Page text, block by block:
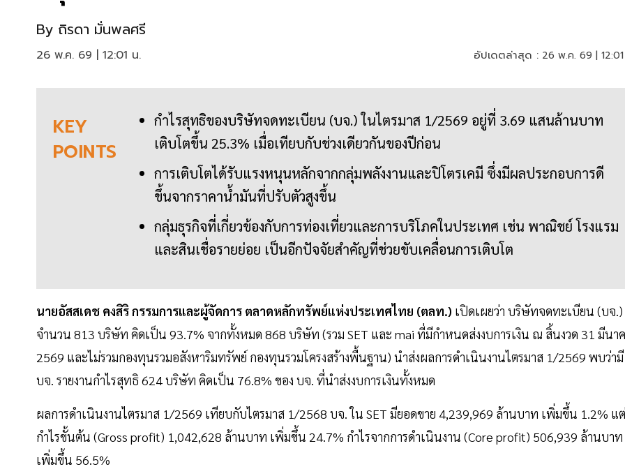
By ถิรดา มั่นพลศรี
26 พ.ค. 69 | 12:01 น. อัปเดตล่าสุด : 26 พ.ค. 69 |
KEY
POINTS
กำไรสุทธิของบริษัทจดทะเบียน (บจ.) ในไตรมาส 1/2569 อยู่ที่ 3.69 แสนล้านบาท
เติบโตขึ้น 25.3% เมื่อเทียบกับช่วงเดียวกันของปีก่อน
การเติบโตได้รับแรงหนุนหลักจากกลุ่มพลังงานและปิโตรเคมี ซึ่งมีผลประกอบการดี
ขึ้นจากราคาน้ำมันที่ปรับตัวสูงขึ้น
กลุ่มธุรกิจที่เกี่ยวข้องกับการท่องเที่ยวและการบริโภคในประเทศ เช่น พาณิชย์ โรงแรม
และสินเชื่อรายย่อย เป็นอีกปัจจัยสำคัญที่ช่วยขับเคลื่อนการเติบโต
นายอัสสเดช คงสิริ กรรมการและผู้จัดการ ตลาดหลักทรัพย์แห่งประเทศไทย (ตลท.) เปิดเผยว่า บริษัทจดทะเบียน (บจ.)
จำนวน 813 บริษัท คิดเป็น 93.7% จากทั้งหมด 868 บริษัท (รวม SET และ mai ที่มีกำหนดส่งงบการเงิน ณ สิ้นงวด 31 มีนา
2569 และไม่รวมกองทุนรวมอสังหาริมทรัพย์ กองทุนรวมโครงสร้างพื้นฐาน) นำส่งผลการดำเนินงานไตรมาส 1/2569 พบว่ามี
บจ. รายงานกำไรสุทธิ 624 บริษัท คิดเป็น 76.8% ของ บจ. ที่นำส่งงบการเงินทั้งหมด
ผลการดำเนินงานไตรมาส 1/2569 เทียบกับไตรมาส 1/2568 บจ. ใน SET มียอดขาย 4,239,969 ล้านบาท เพิ่มขึ้น 1.2% แ
กำไรขั้นต้น (Gross profit) 1,042,628 ล้านบาท เพิ่มขึ้น 24.7% กำไรจากการดำเนินงาน (Core profit) 506,939 ล้านบาท
เพิ่มขึ้น 56.5%